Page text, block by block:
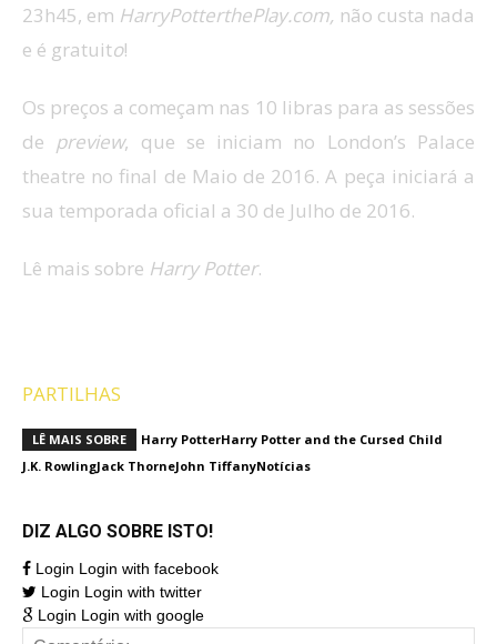
23h45, em HarryPotterthePlay.com, não custa nada
e é gratuito!
Os preços a começam nas 10 libras para as sessões
de preview, que se iniciam no London’s Palace
theatre nofinal de Maio de 2016. A peça iniciará a
sua temporada oficial a 30 de Julho de 2016.
Lê mais sobre Harry Potter.
PARTILHAS
LÊ MAIS SOBRE Harry PotterHarry Potter and the Cursed Child
J.K. RowlingJack ThorneJohn TiffanyNotícias
DIZ ALGO SOBRE ISTO!
Login Login with facebook
Login Login with twitter
Login Login with google